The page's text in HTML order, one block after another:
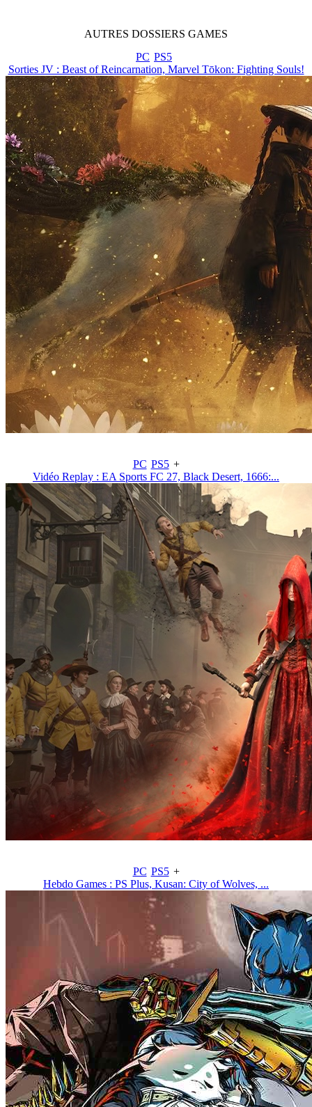
AUTRES DOSSIERS GAMES
PC PS5
Sorties JV : Beast of Reincarnation, Marvel Tōkon: Fighting Souls!
PC PS5 +
Vidéo Replay : EA Sports FC 27, Black Desert, 1666:...
PC PS5 +
Hebdo Games : PS Plus, Kusan: City of Wolves, ...